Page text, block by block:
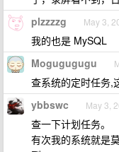
plzzzzg May 3,
我的也是 MySQL
Mogugugugu
查系统的定时任务,
ybbswc May 3,
查一下计划任务。
有次我的系统就是